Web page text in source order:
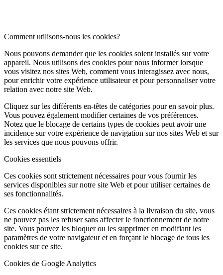
Comment utilisons-nous les cookies?
Nous pouvons demander que les cookies soient installés sur votre
appareil. Nous utilisons des cookies pour nous informer lorsque
vous visitez nos sites Web, comment vous interagissez avec nous,
pour enrichir votre expérience utilisateur et pour personnaliser votre
relation avec notre site Web.
Cliquez sur les différents en-têtes de catégories pour en savoir plus.
Vous pouvez également modifier certaines de vos préférences.
Notez que le blocage de certains types de cookies peut avoir une
incidence sur votre expérience de navigation sur nos sites Web et sur
les services que nous pouvons offrir.
Cookies essentiels
Ces cookies sont strictement nécessaires pour vous fournir les
services disponibles sur notre site Web et pour utiliser certaines de
ses fonctionnalités.
Ces cookies étant strictement nécessaires à la livraison du site, vous
ne pouvez pas les refuser sans affecter le fonctionnement de notre
site. Vous pouvez les bloquer ou les supprimer en modifiant les
paramètres de votre navigateur et en forçant le blocage de tous les
cookies sur ce site.
Cookies de Google Analytics